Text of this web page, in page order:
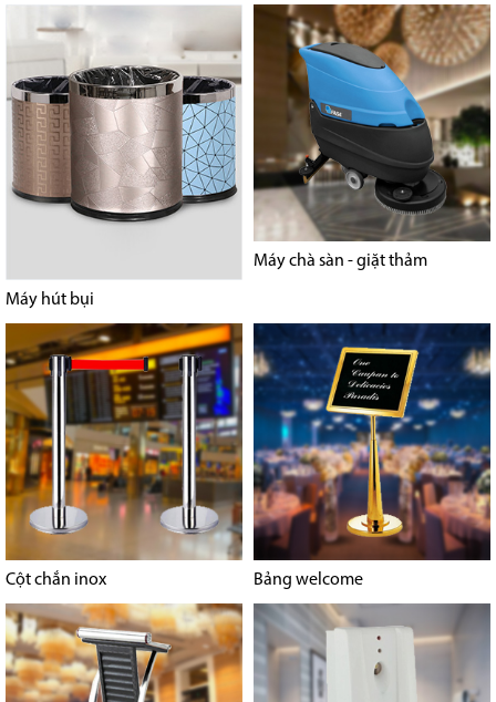
Máy hút bụi
Máy chà sàn - giặt thảm
Cột chắn inox Bảng welcome